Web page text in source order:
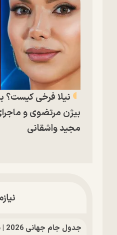
نیلا فرخی کیست؟
بیژن مرتضوی و
مجید واشقانی